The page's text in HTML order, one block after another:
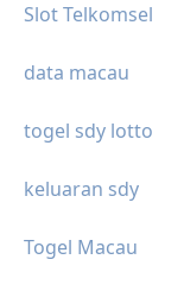
Slot Telkomsel
data macau
togel sdy lotto
keluaran sdy
Togel Macau